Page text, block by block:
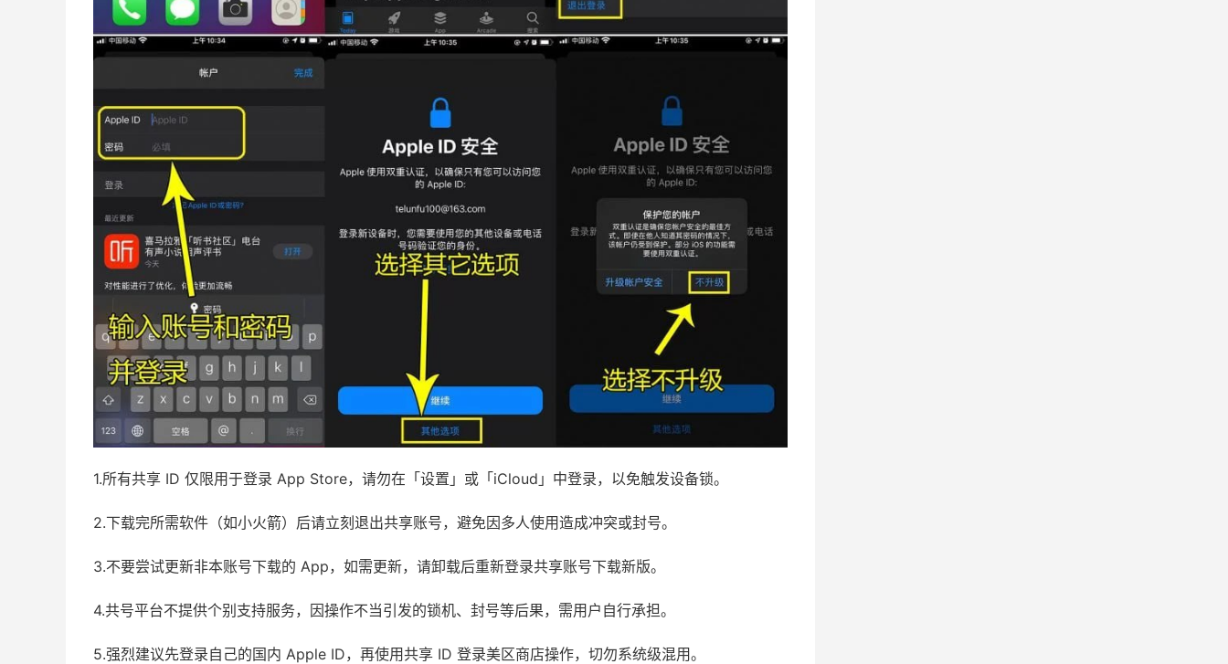
1.所有共享 ID 仅限用于登录 App Store，请勿在「设置」或「iCloud」中登录，以免触发设备锁。
2.下载完所需软件（如小火箭）后请立刻退出共享账号，避免因多人使用造成冲突或封号。
3.不要尝试更新非本账号下载的 App，如需更新，请卸载后重新登录共享账号下载新版。
4.共号平台不提供个别支持服务，因操作不当引发的锁机、封号等后果，需用户自行承担。
5.强烈建议先登录自己的国内 Apple ID，再使用共享 ID 登录美区商店操作，切勿系统级混用。